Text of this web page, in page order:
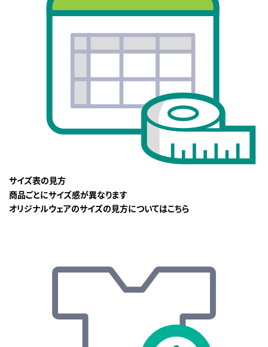
サイズ表の見方
商品ごとにサイズ感が異なります
オリジナルウェアのサイズの見方についてはこちら